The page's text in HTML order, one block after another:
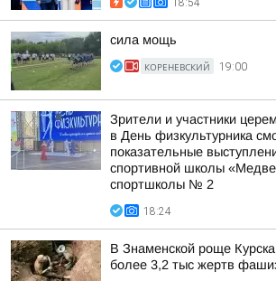
18:54
сила мощь
КОРЕНЕВСКИЙ 19:00
Зрители и участники
в День физкультурника
показательные
спортивной школы
спортшколы № 2
18:24
В Знаменской роще
более 3,2 тыс жертв